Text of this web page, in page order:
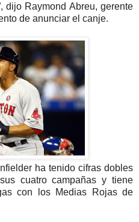
dijo Raymond Abreu, gerente
de anunciar el canje.
ha tenido cifras dobles
cuatro campañas y tiene
con los Medias Rojas de